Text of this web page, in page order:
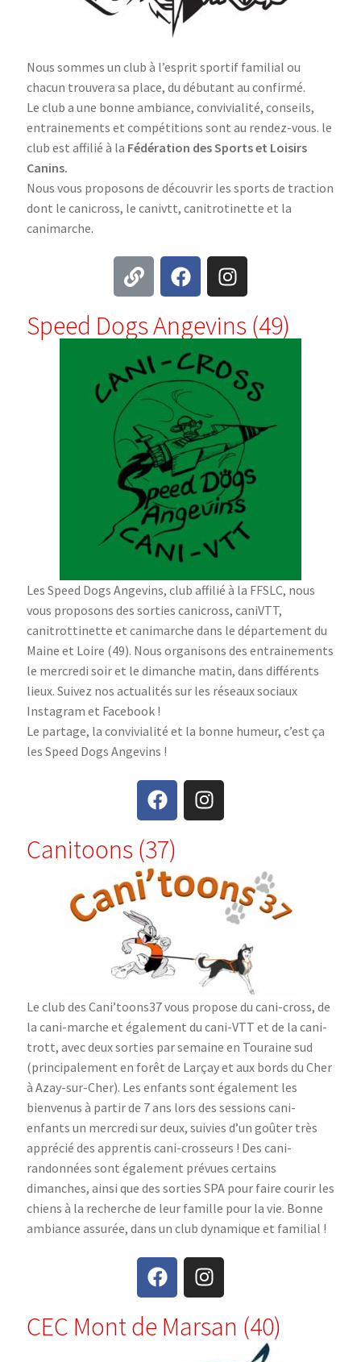
Nous sommes un club à l’esprit sportif familial ou
chacun trouvera sa place, du débutant au confirmé.
Le club a une bonne ambiance, convivialité, conseils,
entrainements et compétitions sont au rendez-vous. le
club est affilié à la Fédération des Sports et Loisirs
Canins.
Nous vous proposons de découvrir les sports de traction
dont le canicross, le canivtt, canitrotinette et la
canimarche.
Speed Dogs Angevins (49)
Les Speed Dogs Angevins, club affilié à la FFSLC, nous
vous proposons des sorties canicross, caniVTT,
canitrottinette et canimarche dans le département du
Maine et Loire (49). Nous organisons des entrainements
le mercredi soir et le dimanche matin, dans différents
lieux. Suivez nos actualités sur les réseaux sociaux
Instagram et Facebook !
Le partage, la convivialité et la bonne humeur, c’est ça
les Speed Dogs Angevins !
Canitoons (37)
Le club des Cani’toons37 vous propose du cani-cross, de
la cani-marche et également du cani-VTT et de la cani-
trott, avec deux sorties par semaine en Touraine sud
(principalement en forêt de Larçay et aux bords du Cher
à Azay-sur-Cher). Les enfants sont également les
bienvenus à partir de 7 ans lors des sessions cani-
enfants un mercredi sur deux, suivies d’un goûter très
apprécié des apprentis cani-crosseurs ! Des cani-
randonnées sont également prévues certains
dimanches, ainsi que des sorties SPA pour faire courir les
chiens à la recherche de leur famille pour la vie. Bonne
ambiance assurée, dans un club dynamique et familial !
CEC Mont de Marsan (40)